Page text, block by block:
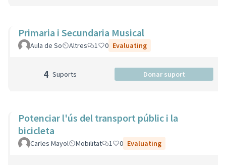
Primaria i Secundaria Musical
Aula de So Altres 1 0 Evaluating
4 Suports Donar suport
Potenciar l'ús del transport públic i la
bicicleta
Carles Mayol Mobilitat 1 0 Evaluating